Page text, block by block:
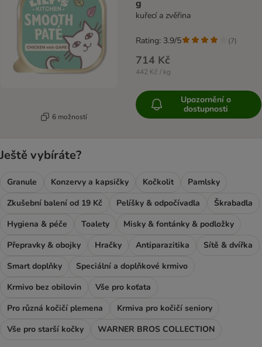
6 možností
g
kuřecí a zvěřina
714 Kč
442 Kč / kg
Rating: 3.9/5 (7)
Upozornění o
dostupnosti
Ještě vybíráte?
Granule Konzervy a kapsičky Kočkolit
Pamlsky
Zkušební balení od 19 Kč
Pelíšky & odpočívadla
Škrabadla
Hygiena & péče
Toalety
Misky & fontánky & podložky
Přepravky & obojky
Hračky Antiparazitika
Sítě & dvířka
Smart doplňky
Speciální a doplňkové krmivo
Krmivo bez obilovin
Vše pro koťata
Pro různá kočičí plemena
Krmiva pro kočičí seniory
Vše pro starší kočky
WARNER BROS COLLECTION